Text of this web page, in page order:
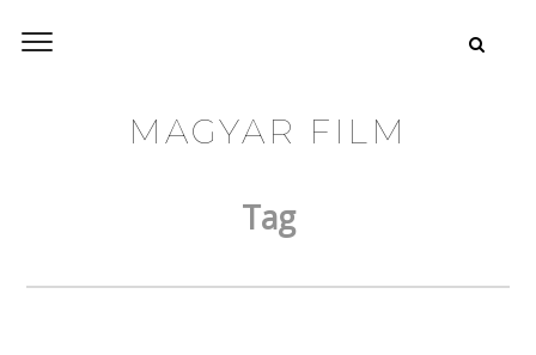
MAGYAR FILM
Tag